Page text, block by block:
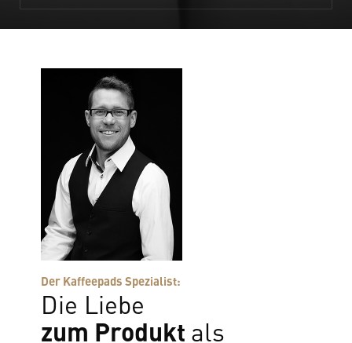
Der Kaffeepads Spezialist:
Die Liebe
zum Produkt als